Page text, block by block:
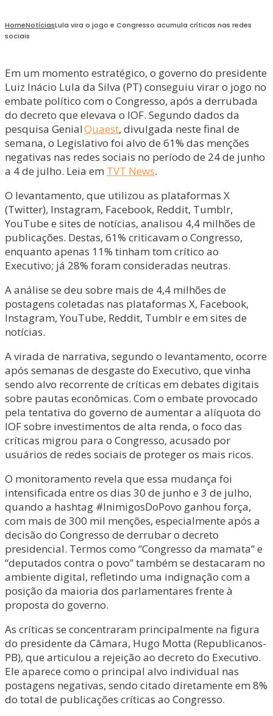
HomeNotíciasLula vira o jogo e Congresso acumula críticas nas redes
sociais
Em um momento estratégico, o governo do presidente
Luiz Inácio Lula da Silva (PT) conseguiu virar o jogo no
embate político com o Congresso, após a derrubada
do decreto que elevava o IOF. Segundo dados da
pesquisa GenialQuaest, divulgada neste final de
semana, o Legislativo foi alvo de 61% das menções
negativas nas redes sociais no período de 24 de junho
a 4 de julho. Leia em TVT News.
O levantamento, que utilizou as plataformas X
(Twitter), Instagram, Facebook, Reddit, Tumblr,
YouTube e sites de notícias, analisou 4,4 milhões de
publicações. Destas, 61% criticavam o Congresso,
enquanto apenas 11% tinham tom crítico ao
Executivo; já 28% foram consideradas neutras.
A análise se deu sobre mais de 4,4 milhões de
postagens coletadas nas plataformas X, Facebook,
Instagram, YouTube, Reddit, Tumblr e em sites de
notícias.
A virada de narrativa, segundo o levantamento, ocorre
após semanas de desgaste do Executivo, que vinha
sendo alvo recorrente de críticas em debates digitais
sobre pautas econômicas. Com o embate provocado
pela tentativa do governo de aumentar a alíquota do
IOF sobre investimentos de alta renda, o foco das
críticas migrou para o Congresso, acusado por
usuários de redes sociais de proteger os mais ricos.
O monitoramento revela que essa mudança foi
intensificada entre os dias 30 de junho e 3 de julho,
quando a hashtag #InimigosDoPovo ganhou força,
com mais de 300 mil menções, especialmente após a
decisão do Congresso de derrubar o decreto
presidencial. Termos como “Congresso da mamata” e
“deputados contra o povo” também se destacaram no
ambiente digital, refletindo uma indignação com a
posição da maioria dos parlamentares frente à
proposta do governo.
As críticas se concentraram principalmente na figura
do presidente da Câmara, Hugo Motta (Republicanos-
PB), que articulou a rejeição ao decreto do Executivo.
Ele aparece como o principal alvo individual nas
postagens negativas, sendo citado diretamente em 8%
do total de publicações críticas ao Congresso.